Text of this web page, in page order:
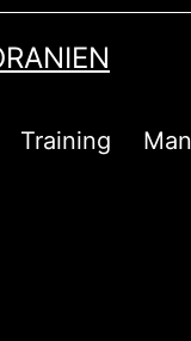
Training